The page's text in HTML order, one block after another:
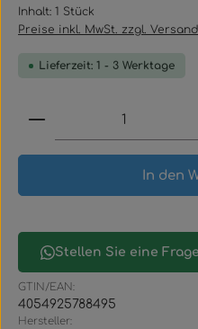
Inhalt: 1 Stück
Preise inkl. MwSt. zzgl.
Lieferzeit: 1 - 3 Werktage
Produkt Anzahl: Gib
In den
Stellen Sie eine
GTIN/EAN:
4054925788495
Hersteller: